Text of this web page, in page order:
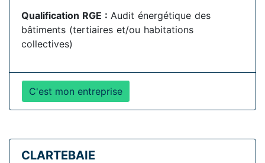
Qualification RGE : Audit énergétique des
bâtiments (tertiaires et/ou habitations
collectives)
C'est mon entreprise
CLARTEBAIE